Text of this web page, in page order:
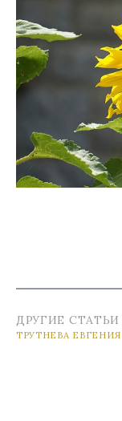
ДРУГИЕ
ТРУТНЕВА